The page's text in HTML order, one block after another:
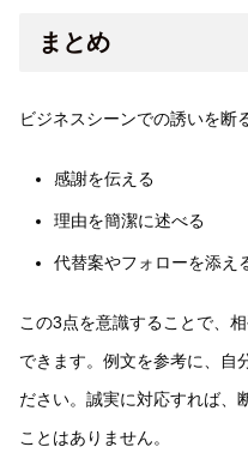
まとめ
ビジネスシーンでの誘いを断
感謝を伝える
理由を簡潔に述べる
代替案やフォローを添え
この3点を意識することで、
できます。例文を参考に、自
ださい。誠実に対応すれば、
ことはありません。